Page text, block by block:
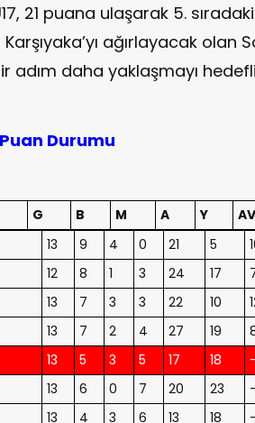
21 puana ulaşarak 5.
ağırlayacak olan
adım daha yaklaşmayı
Durumu
G B M A Y AV
13 9 4 0 21 5
12 8 1 3 24 17
13 7 3 3 22 10
13 7 2 4 27 19
13 5 3 5 17 18
13 6 0 7 20 23
13 4 3 6 13 18